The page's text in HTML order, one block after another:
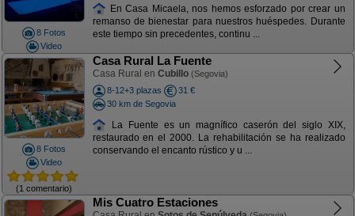
8 Fotos
Video
En Casa Micaela, nos hemos esforzado por crear un
remanso de bienestar para nuestros huéspedes. Durante
este tiempo sin precedentes, continu ...
8 Fotos
Video
(1 comentario)
Casa Rural La Fuente
Casa Rural en Cubillo (Segovia)
8-12+3 plazas
31 €
30 km de Segovia
La Fuente es un magnífico caserón del siglo XIX,
restaurado en el 2000. La rehabilitación se ha realizado
conservando el encanto rústico y u ...
Mis Cuatro Estaciones